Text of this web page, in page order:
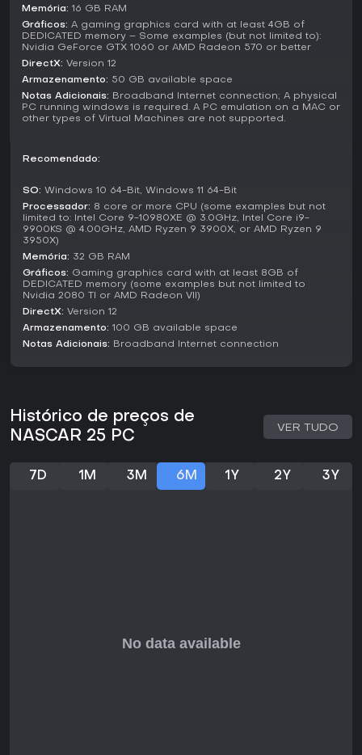
O modo Championship recria uma temporada completa, em
que o desempenho consistente em várias corridas define a
classificação geral. Multiplayer oferece corridas online
uma oficina improvisada na ARCA Menards Series, subindo
por promoções até se tornar um multicampeão da NASCAR
Cup Series, com escolhas em gerenciamento de equipe e
Recursos e Séries
com veículos e estilos de pilotagem distintos. A ARCA
Menards foca na competição de entrada, enquanto a Cup
Series exige maestria sob pressão. Sons e visuais
autênticos aumentam a imersão, com barulho da torcida e
Os oponentes controlados por IA mostram comportamentos
Atualizações regulares corrigiram bugs iniciais,
aprimorando a estabilidade e refinando a física para maior
Para fãs de simulação de corridas, NASCAR 25 oferece uma
experiência focada que premia habilidade e paciência,
sendo uma ótima opção para quem curte profundidade
jogadores elogiam a física sólida e a progressão
envolvente na carreira, embora alguns apontem o forte viés
Memória: 16 GB RAM
Gráficos: A gaming graphics card with at least 4GB of
DEDICATED memory – Some examples (but not limited to):
Nvidia GeForce GTX 1060 or AMD Radeon 570 or better
DirectX: Version 12
Armazenamento: 50 GB available space
Notas Adicionais: Broadband Internet connection; A physical
PC running windows is required. A PC emulation on a MAC or
other types of Virtual Machines are not supported.
Recomendado:
SO: Windows 10 64-Bit, Windows 11 64-Bit
Processador: 8 core or more CPU (some examples but not
limited to: Intel Core 9-10980XE @ 3.0GHz, Intel Core i9-
9900KS @ 4.00GHz, AMD Ryzen 9 3900X, or AMD Ryzen 9
3950X)
Memória: 32 GB RAM
Gráficos: Gaming graphics card with at least 8GB of
DEDICATED memory (some examples but not limited to
Nvidia 2080 TI or AMD Radeon VII)
DirectX: Version 12
Armazenamento: 100 GB available space
Notas Adicionais: Broadband Internet connection
Histórico de preços de
NASCAR 25 PC
VER TUDO
7D 1M 3M 6M 1Y 2Y 3Y